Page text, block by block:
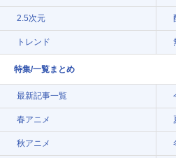
2.5次元
トレンド
特集/一覧まとめ
最新記事一覧
春アニメ
秋アニメ